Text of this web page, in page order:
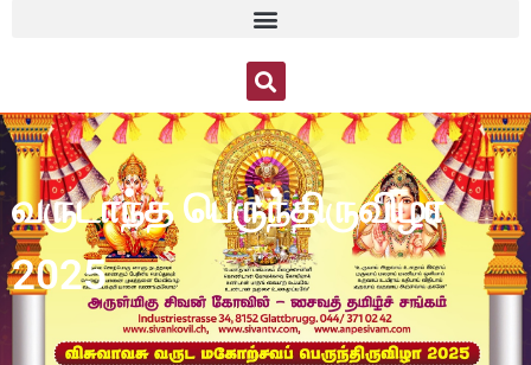
வருடாந்த பெருந்திருவிழா
2025